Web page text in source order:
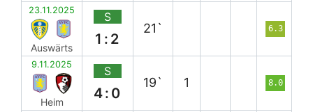
23.11.2025
Auswärts
S
1:2
21` 6.3
9.11.2025
Heim
S
4:0
19` 1 8.0